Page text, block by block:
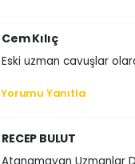
Cem Kılıç
Eski uzman cavuşlar
Yorumu Yanıtla
RECEP BULUT